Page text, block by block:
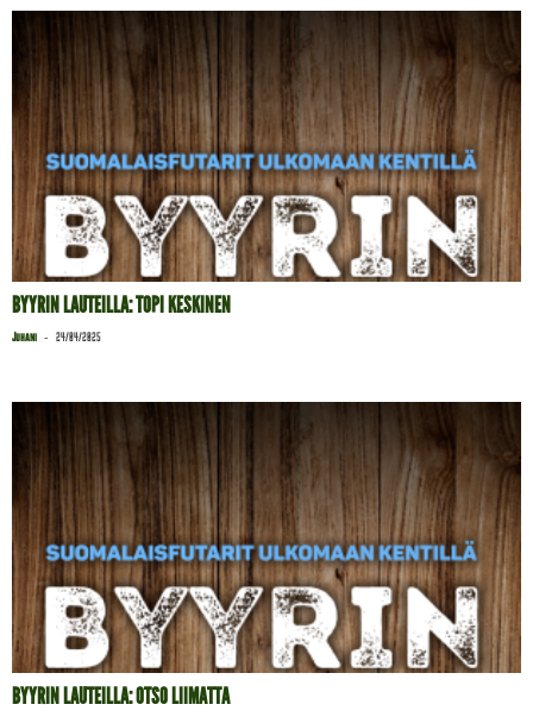
BYYRIN LAUTEILLA: TOPI KESKINEN
Juhani - 24/04/2025
BYYRIN LAUTEILLA: OTSO LIIMATTA